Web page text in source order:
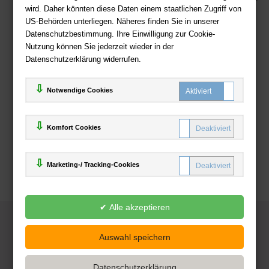
wird. Daher könnten diese Daten einem staatlichen Zugriff von
US-Behörden unterliegen. Näheres finden Sie in unserer
Datenschutzbestimmung. Ihre Einwilligung zur Cookie-
Nutzung können Sie jederzeit wieder in der
Datenschutzerklärung widerrufen.
Notwendige Cookies
Komfort Cookies
Marketing-/ Tracking-Cookies
Zahlweisen
Deutsche-Buchhandlung.de
www.deutsche-buchhandlung.de ist ein Angebot der
Handelsgesellschaft mbH
Powered by Inooga